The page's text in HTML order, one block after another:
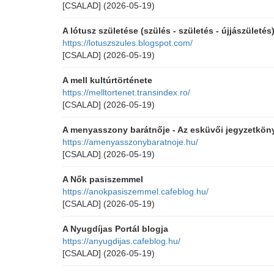
[CSALAD] (2026-05-19)
A lótusz születése (szülés - születés - újjászületés)
https://lotuszszules.blogspot.com/
[CSALAD] (2026-05-19)
A mell kultúrtörténete
https://melltortenet.transindex.ro/
[CSALAD] (2026-05-19)
A menyasszony barátnője - Az esküvői
https://amenyasszonybaratnoje.hu/
[CSALAD] (2026-05-19)
A Nők pasiszemmel
https://anokpasiszemmel.cafeblog.hu/
[CSALAD] (2026-05-19)
A Nyugdíjas Portál blogja
https://anyugdijas.cafeblog.hu/
[CSALAD] (2026-05-19)